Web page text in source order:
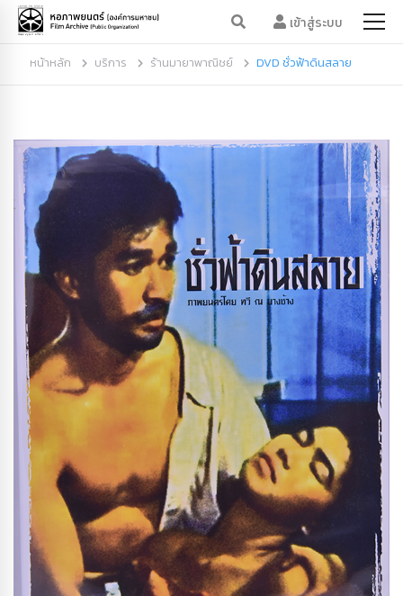
เข้าสู่ระบบ
หน้าหลัก บริการ ร้านมายาพาณิชย์ DVD ชั่วฟ้าดินสลาย